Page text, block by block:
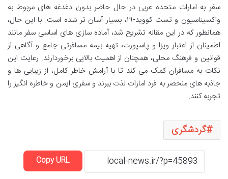
سفر به امارات متحده عربی در حال حاضر بدون دغدغه های مربوط به
واکسیناسیون و تست کووید-۱۹، بسیار آسان تر شده است. با این حال،
همانطور که در این مقاله تشریح شد، آماده سازی های اساسی سفر مانند
اطمینان از اعتبار ویزا و پاسپورت، تهیه بیمه مسافرتی جامع و آگاهی از
قوانین و فرهنگ محلی، همچنان از اهمیت بالایی برخوردارند. رعایت این
نکات به مسافران کمک می کند تا با آرامش خاطر کامل، از زیبایی ها و
جاذبه های منحصر به فرد امارات لذت ببرند و سفری ایمن و خاطره انگیز را
تجربه کنند.
گردشگری
Copy URL